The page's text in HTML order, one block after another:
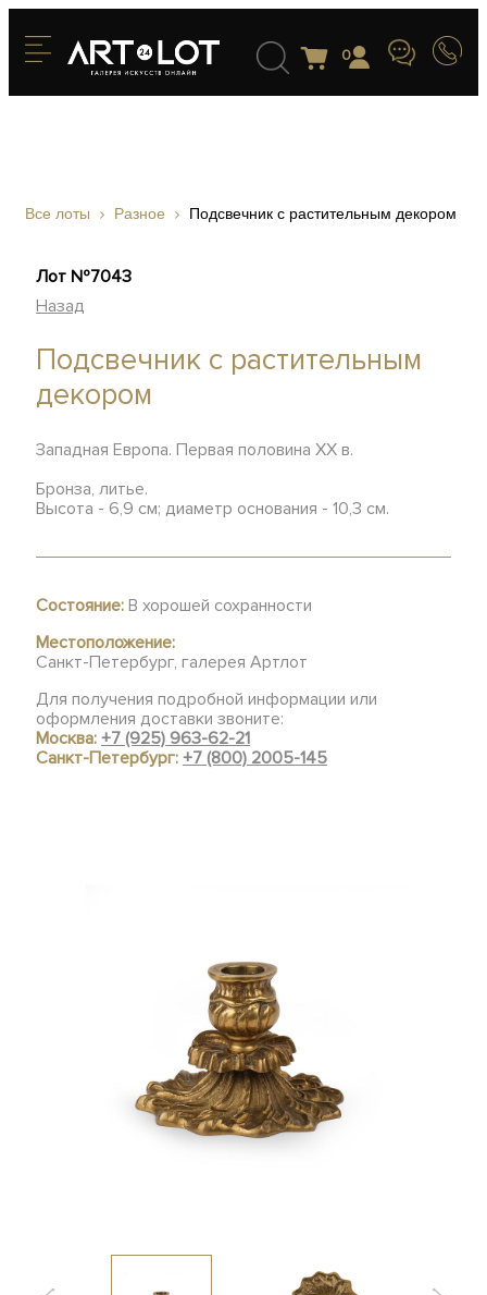
0
Все лоты Разное Подсвечник с растительным декором
Лот №7043
Назад
Подсвечник с растительным
декором
Западная Европа. Первая половина XX в.
Бронза, литье.
Высота - 6,9 см; диаметр основания - 10,3 см.
Состояние: В хорошей сохранности
Местоположение:
Санкт-Петербург, галерея Артлот
Для получения подробной информации или
оформления доставки звоните:
Москва:+7 (925) 963-62-21
Санкт-Петербург:+7 (800) 2005-145